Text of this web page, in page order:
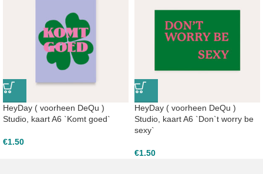
HeyDay ( voorheen DeQu )
Studio, kaart A6 `Komt goed`
€1.50
HeyDay ( voorheen DeQu )
Studio, kaart A6 `Don`t worry be
sexy`
€1.50